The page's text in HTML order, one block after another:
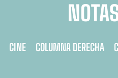
CINE COLUMNA DERECHA